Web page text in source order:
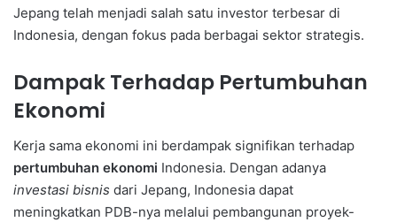
Jepang telah menjadi salah satu investor terbesar di
Indonesia, dengan fokus pada berbagai sektor strategis.
Dampak Terhadap Pertumbuhan
Ekonomi
Kerja sama ekonomi ini berdampak signifikan terhadap
pertumbuhan ekonomi Indonesia. Dengan adanya
investasi bisnis dari Jepang, Indonesia dapat
meningkatkan PDB-nya melalui pembangunan proyek-